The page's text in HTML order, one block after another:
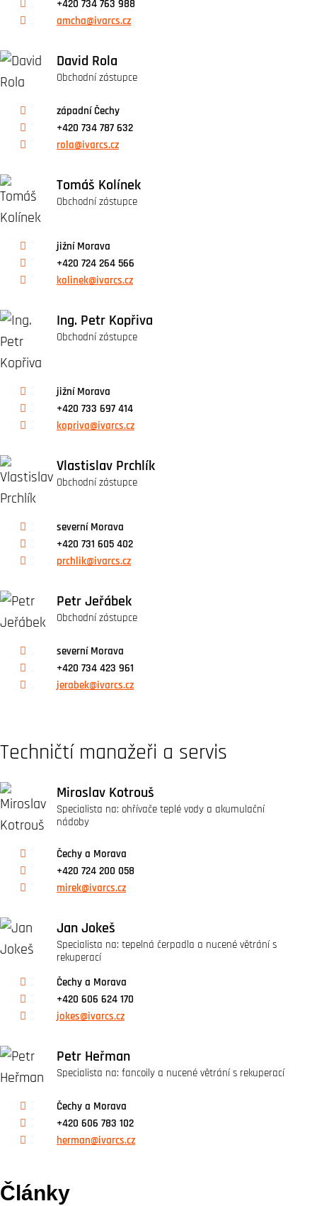
+420 734 763 988
amcha@ivarcs.cz
David Rola
Obchodní zástupce
západní Čechy
+420 734 787 632
rola@ivarcs.cz
Tomáš Kolínek
Obchodní zástupce
jižní Morava
+420 724 264 566
kolinek@ivarcs.cz
Ing. Petr Kopřiva
Obchodní zástupce
jižní Morava
+420 733 697 414
kopriva@ivarcs.cz
Vlastislav Prchlík
Obchodní zástupce
severní Morava
+420 731 605 402
prchlik@ivarcs.cz
Petr Jeřábek
Obchodní zástupce
severní Morava
+420 734 423 961
jerabek@ivarcs.cz
Techničtí manažeři a servis
Miroslav Kotrouš
Specialista na: ohřívače teplé vody a akumulační
nádoby
Čechy a Morava
+420 724 200 058
mirek@ivarcs.cz
Jan Jokeš
Specialista na: tepelná čerpadla a nucené větrání s
rekuperací
Čechy a Morava
+420 606 624 170
jokes@ivarcs.cz
Petr Heřman
Specialista na: fancoily a nucené větrání s rekuperací
Čechy a Morava
+420 606 783 102
herman@ivarcs.cz
Články